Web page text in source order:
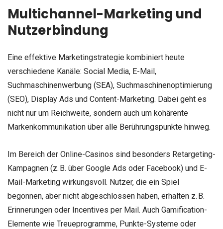
Multichannel-Marketing und
Nutzerbindung
Eine effektive Marketingstrategie kombiniert heute
verschiedene Kanäle: Social Media, E-Mail,
Suchmaschinenwerbung (SEA), Suchmaschinenoptimierung
(SEO), Display Ads und Content-Marketing. Dabei geht es
nicht nur um Reichweite, sondern auch um kohärente
Markenkommunikation über alle Berührungspunkte hinweg.
Im Bereich der Online-Casinos sind besonders Retargeting-
Kampagnen (z. B. über Google Ads oder Facebook) und E-
Mail-Marketing wirkungsvoll. Nutzer, die ein Spiel
begonnen, aber nicht abgeschlossen haben, erhalten z. B.
Erinnerungen oder Incentives per Mail. Auch Gamification-
Elemente wie Treueprogramme, Punkte-Systeme oder